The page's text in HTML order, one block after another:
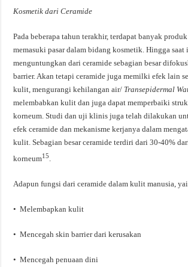
Kosmetik dari Ceramide
Pada beberapa tahun terakhir, terdapat banyak
memasuki pasar dalam bidang kosmetik. Hingga saat
menguntungkan dari ceramide sebagian besar
barrier. Akan tetapi ceramide juga memilki efek lain
kulit, mengurangi kehilangan air/ Transepidermal
melembabkan kulit dan juga dapat memperbaiki
korneum. Studi dan uji klinis juga telah dilakukan
efek ceramide dan mekanisme kerjanya dalam
kulit. Sebagian besar ceramide terdiri dari 30-40%
korneum15
Adapun fungsi dari ceramide dalam kulit manusia,
• Melembapkan kulit
• Mencegah skin barrier dari kerusakan
• Mencegah penuaan dini